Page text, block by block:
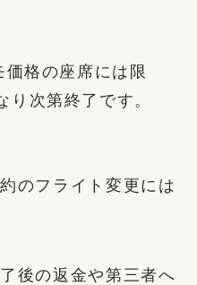
格の座席には限
り次第終了です。
のフライト変更には
後の返金や第三者へ